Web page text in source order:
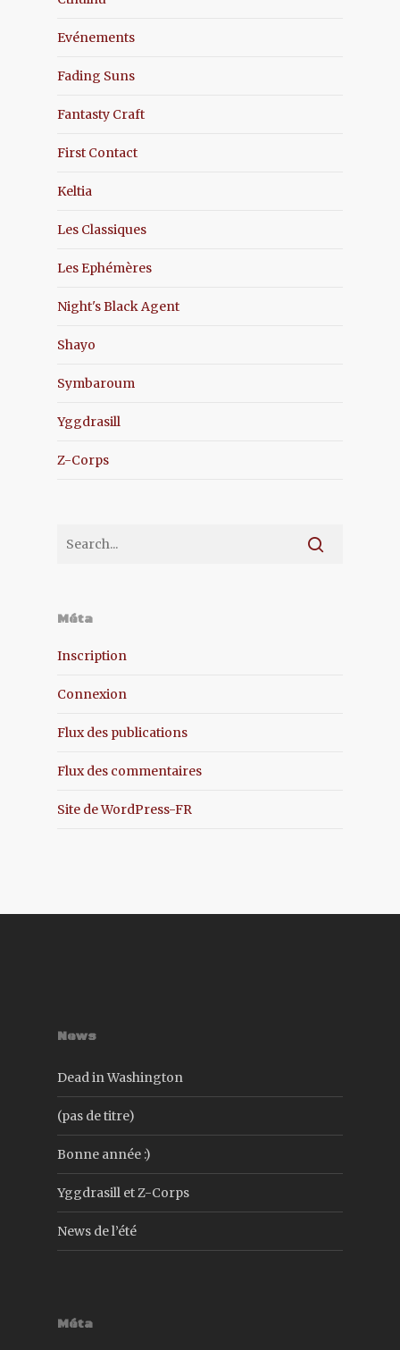
Evénements
Fading Suns
Fantasty Craft
First Contact
Keltia
Les Classiques
Les Ephémères
Night's Black Agent
Shayo
Symbaroum
Yggdrasill
Z-Corps
Méta
Inscription
Connexion
Flux des publications
Flux des commentaires
Site de WordPress-FR
News
Dead in Washington
(pas de titre)
Bonne année :)
Yggdrasill et Z-Corps
News de l’été
Méta